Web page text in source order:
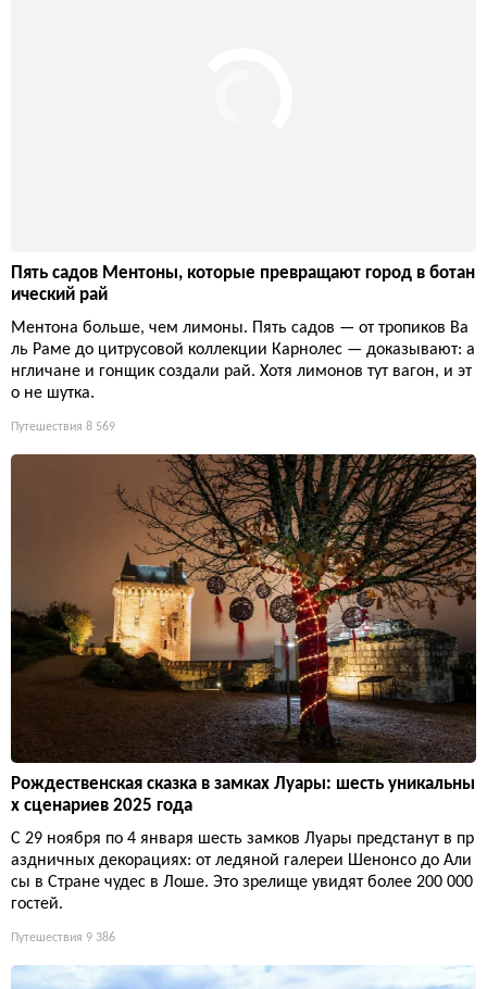
Пять садов Ментоны, которые превращают город в ботан
ический рай
Ментона больше, чем лимоны. Пять садов — от тропиков Ва
ль Раме до цитрусовой коллекции Карнолес — доказывают: а
нгличане и гонщик создали рай. Хотя лимонов тут вагон, и эт
о не шутка.
Путешествия 8 569